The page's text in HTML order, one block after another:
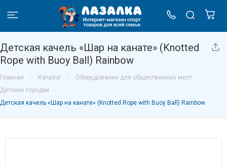
Детская качель «Шар на канате» (Knotted
Rope with Buoy Ball) Rainbow
Главная – Каталог – Оборудование для общественных мест –
Детские городки –
Детская качель «Шар на канате» (Knotted Rope with Buoy Ball) Rainbow